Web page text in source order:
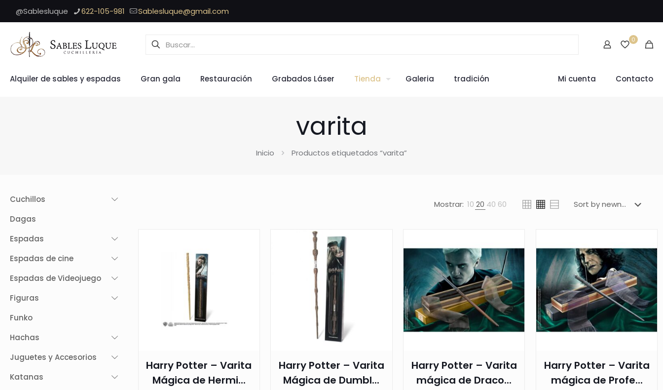
@Sablesluque 622-105-981 Sablesluque@gmail.com
0
Alquiler de sables y espadas Gran gala Restauración Grabados Láser Tienda Galeria tradición Mi cuenta Contacto
varita
Inicio Productos etiquetados “varita”
Mostrar: 10 20 40 60
Harry Potter – Varita
Mágica de Hermi...
Harry Potter – Varita
Mágica de Dumbl...
Harry Potter – Varita
mágica de Draco...
Harry Potter – Varita
mágica de Profe...
Cuchillos
Dagas
Espadas
Espadas de cine
Espadas de Videojuego
Figuras
Funko
Hachas
Juguetes y Accesorios
Katanas